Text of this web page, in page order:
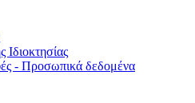
Ιδιοκτησίας
- Προσωπικά δεδομένα